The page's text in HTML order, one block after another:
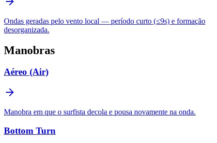
Ondas geradas pelo vento local — período curto (≤9s) e formação
desorganizada.
Manobras
Aéreo (Air)
Manobra em que o surfista decola e pousa novamente na onda.
Bottom Turn